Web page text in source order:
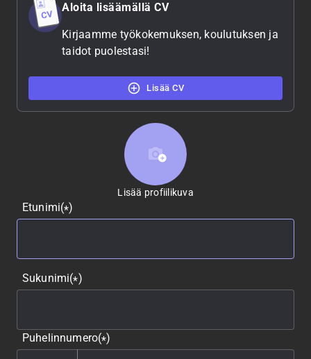
Aloita lisäämällä CV
Kirjaamme työkokemuksen, koulutuksen ja
taidot puolestasi!
Lisää CV
Lisää profiilikuva
Lisää profiilikuva
Etunimi(*)
Sukunimi(*)
Puhelinnumero(*)